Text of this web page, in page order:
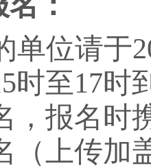
单位请于
时至17时
，报名时
（上传加